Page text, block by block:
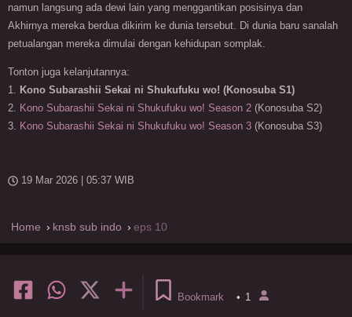
namun langsung ada dewi lain yang menggantikan posisinya dan
Akhirnya mereka berdua dikirim ke dunia tersebut. Di dunia baru sanalah
petualangan mereka dimulai dengan kehidupan somplak.
Tonton juga kelanjutannya:
1.
Kono Subarashii Sekai ni Shukufuku wo! (Konosuba S1)
2.
Kono Subarashii Sekai ni Shukufuku wo! Season 2 (Konosuba S2)
3.
Kono Subarashii Sekai ni Shukufuku wo! Season 3 (Konosuba S3)
19 Mar 2026 | 05:37 WIB
Home knsb sub indo eps 10
Bookmark • 1